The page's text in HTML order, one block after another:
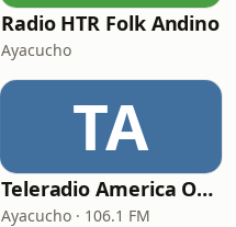
Radio HTR Folk Andino
Ayacucho
TA
Teleradio America Oficial
Ayacucho · 106.1 FM